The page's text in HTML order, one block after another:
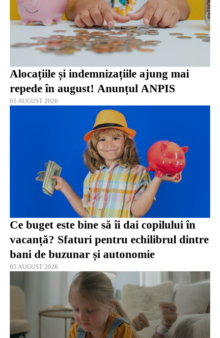
Alocațiile și indemnizațiile ajung mai
repede în august! Anunțul ANPIS
05 AUGUST 2026
Ce buget este bine să îi dai copilului în
vacanță? Sfaturi pentru echilibrul dintre
bani de buzunar și autonomie
05 AUGUST 2026